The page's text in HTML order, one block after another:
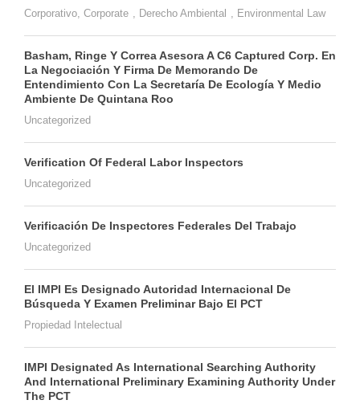
Corporativo, Corporate , Derecho Ambiental , Environmental Law
Basham, Ringe Y Correa Asesora A C6 Captured Corp. En
La Negociación Y Firma De Memorando De
Entendimiento Con La Secretaría De Ecología Y Medio
Ambiente De Quintana Roo
Uncategorized
Verification Of Federal Labor Inspectors
Uncategorized
Verificación De Inspectores Federales Del Trabajo
Uncategorized
El IMPI Es Designado Autoridad Internacional De
Búsqueda Y Examen Preliminar Bajo El PCT
Propiedad Intelectual
IMPI Designated As International Searching Authority
And International Preliminary Examining Authority Under
The PCT